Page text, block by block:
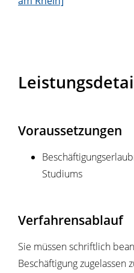
Voraussetzungen
Studiums
Verfahrensablauf
Sie müssen schriftlich
Beschäftigung zugelassen